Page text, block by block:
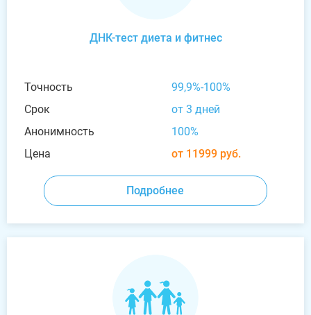
ДНК-тест диета и фитнес
Точность
99,9%-100%
Срок
от 3 дней
Анонимность
100%
Цена
от 11999 руб.
Подробнее